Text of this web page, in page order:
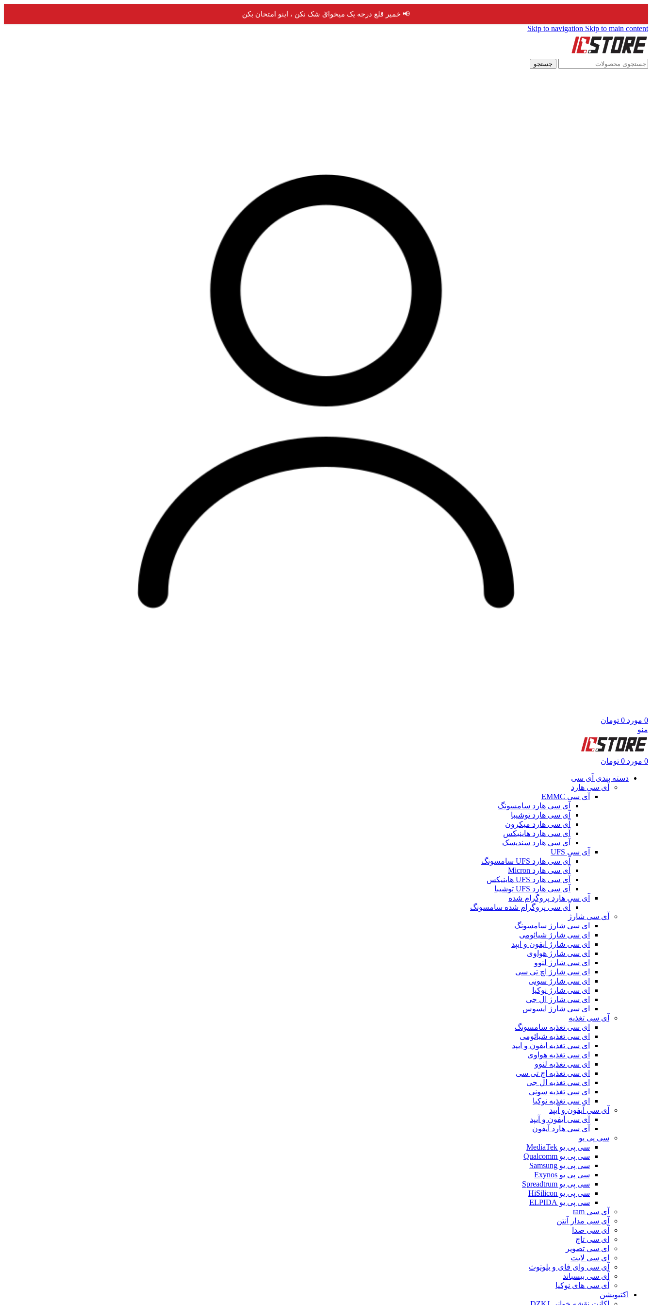
📢 خمیر قلع درجه یک میخوای شک نکن ، اینو امتحان بکن
×
Skip to navigation Skip to main content
جستجو
0 مورد 0 تومان
منو
0 مورد 0 تومان
دسته بندی آی سی
آی سی هارد
آی سی EMMC
آی سی هارد سامسونگ
آی سی هارد توشیبا
آی سی هارد میکرون
آی سی هارد هاینیکس
آی سی هارد سندیسک
آی سی UFS
آی سی هارد UFS سامسونگ
آی سی هارد Micron
آی سی هارد UFS هاینیکس
آی سی هارد UFS توشیبا
آی سی هارد پروگرام شده
آی سی پروگرام شده سامسونگ
آی سی شارژ
ای سی شارژ سامسونگ
ای سی شارژ شیائومی
ای سی شارژ ایفون و ایپد
ای سی شارژ هواوی
ای سی شارژ لنوو
ای سی شارژ اچ تی سی
ای سی شارژ سونی
ای سی شارژ نوکیا
ای سی شارژ ال جی
ای سی شارژ ایسوس
آی سی تغذیه
ای سی تغذیه سامسونگ
ای سی تغذیه شیائومی
ای سی تغذیه ایفون و ایپد
ای سی تغذیه هواوی
ای سی تغذیه لنوو
ای سی تغذیه اچ تی سی
ای سی تغذیه ال جی
ای سی تغذیه سونی
ای سی تغذیه نوکیا
آی سی آیفون و آیپد
آی سی آیفون و آیپد
آی سی هارد آیفون
سی پی یو
سی پی یو MediaTek
سی پی یو Qualcomm
سی پی یو Samsung
سی پی یو Exynos
سی پی یو Spreadtrum
سی پی یو HiSilicon
سی پی یو ELPIDA
آی سی ram
آی سی مدار آنتن
آی سی صدا
ای سی تاچ
ای سی تصویر
ای سی لایت
آی سی وای فای و بلوتوث
آی سی بیسباند
آی سی های نوکیا
اکتیویشن